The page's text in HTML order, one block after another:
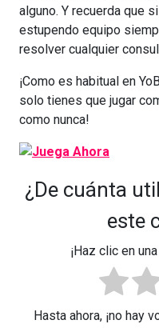
alguno. Y recuerda que
estupendo equipo
resolver cualquier
¡Como es habitual en
solo tienes que jugar
como nunca!
¿De cuánta
este
¡Haz clic en
Hasta ahora, ¡no hay